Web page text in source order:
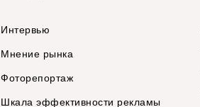
Интервью
Мнение рынка
Фоторепортаж
Шкала эффективности рекламы